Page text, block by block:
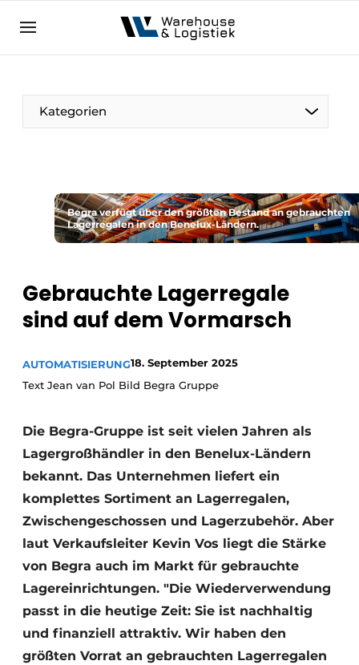
NL EN
Kategorien
Begra verfügt über den größten Bestand an gebrauchten
Lagerregalen in den Benelux-Ländern.
Gebrauchte Lagerregale
sind auf dem Vormarsch
AUTOMATISIERUNG18. September 2025
Text Jean van Pol Bild Begra Gruppe
Die Begra-Gruppe ist seit vielen Jahren als
Lagergroßhändler in den Benelux-Ländern
bekannt. Das Unternehmen liefert ein
komplettes Sortiment an Lagerregalen,
Zwischengeschossen und Lagerzubehör. Aber
laut Verkaufsleiter Kevin Vos liegt die Stärke
von Begra auch im Markt für gebrauchte
Lagereinrichtungen. "Die Wiederverwendung
passt in die heutige Zeit: Sie ist nachhaltig
und finanziell attraktiv. Wir haben den
größten Vorrat an gebrauchten Lagerregalen